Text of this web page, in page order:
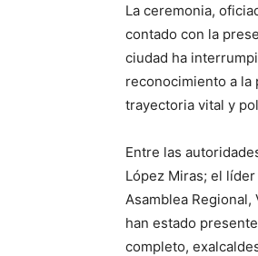
La ceremonia,
contado con la
ciudad ha
reconocimiento a la
trayectoria vital y
Entre las
López Miras; el
Asamblea
han estado
completo,